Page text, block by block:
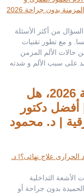
من أكثر الأسئلة
و مع تطور تقنيات
حالات الألم المزمن
على سبب الألم و شدته
التردد الحرارى للغدة الدرقية 2026، هل
أفضل دكتور
| د. محمود
الأشعة التداخلية
بدون جراحة أو